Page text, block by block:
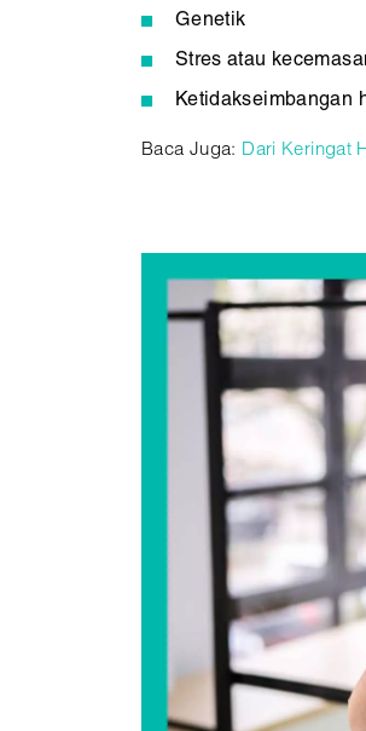
Genetik
Stres atau
Ketidakseimbangan
Baca Juga: Dari Keringat